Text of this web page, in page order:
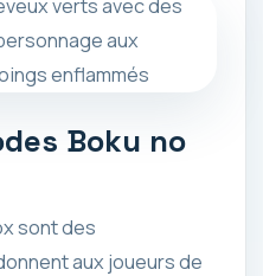
Boku no
sont des
aux joueurs de